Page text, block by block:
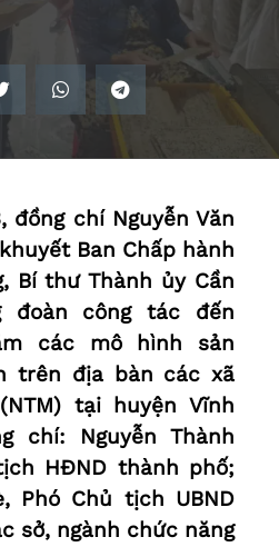
đồng chí Nguyễn Văn
Ban Chấp hành
Bí thư Thành ủy Cần
đoàn công tác đến
các mô hình sản
trên địa bàn các xã
tại huyện Vĩnh
chí: Nguyễn Thành
HÐND thành phố;
Phó Chủ tịch UBND
sở, ngành chức năng